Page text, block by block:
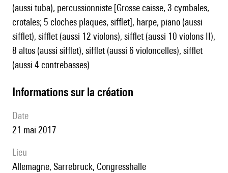
(aussi tuba), percussionniste [Grosse caisse, 3 cymbales,
crotales; 5 cloches plaques, sifflet], harpe, piano (aussi
sifflet), sifflet (aussi 12 violons), sifflet (aussi 10 violons II),
8 altos (aussi sifflet), sifflet (aussi 6 violoncelles), sifflet
(aussi 4 contrebasses)
informations sur la création
date
21 mai 2017
lieu
Allemagne, Sarrebruck, Congresshalle